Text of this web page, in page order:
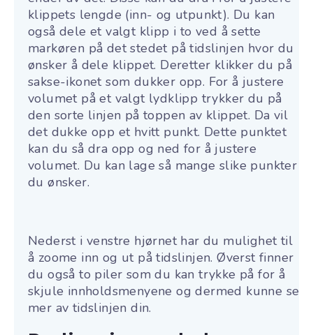
klippets lengde (inn- og utpunkt). Du kan
også dele et valgt klipp i to ved å sette
markøren på det stedet på tidslinjen hvor du
ønsker å dele klippet. Deretter klikker du på
sakse-ikonet som dukker opp. For å justere
volumet på et valgt lydklipp trykker du på
den sorte linjen på toppen av klippet. Da vil
det dukke opp et hvitt punkt. Dette punktet
kan du så dra opp og ned for å justere
volumet. Du kan lage så mange slike punkter
du ønsker.
Nederst i venstre hjørnet har du mulighet til
å zoome inn og ut på tidslinjen. Øverst finner
du også to piler som du kan trykke på for å
skjule innholdsmenyene og dermed kunne se
mer av tidslinjen din.